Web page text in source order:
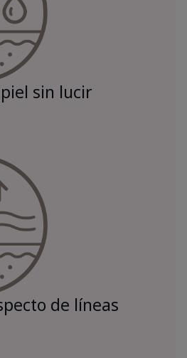
sin lucir
de líneas